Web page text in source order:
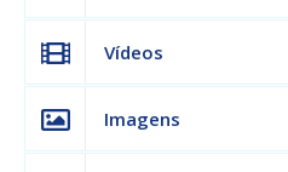
Vídeos
Imagens